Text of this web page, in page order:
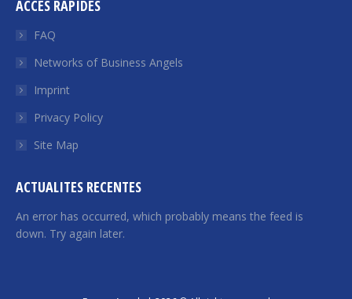
opens
window
opens
in
window
opens
window
opens
windowwindow
ACCES RAPIDES
FAQ
Networks of Business Angels
Imprint
Privacy Policy
Site Map
ACTUALITES RECENTES
An error has occurred, which probably means the feed is
down. Try again later.